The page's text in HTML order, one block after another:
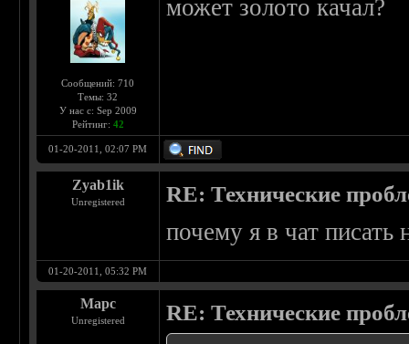
Сообщений: 710
Темы: 32
У нас с: Sep 2009
Рейтинг: 42
может золото качал?
01-20-2011, 02:07 PM
Zyab1ik
Unregistered RE: Технические
почему я в чат писать
01-20-2011, 05:32 PM
Марс
Unregistered RE: Технические